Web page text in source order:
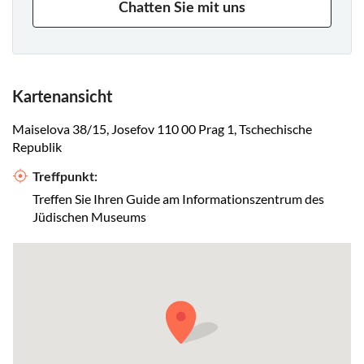
Chatten Sie mit uns
Kartenansicht
Maiselova 38/15, Josefov 110 00 Prag 1, Tschechische
Republik
Treffpunkt:
Treffen Sie Ihren Guide am Informationszentrum des
Jüdischen Museums